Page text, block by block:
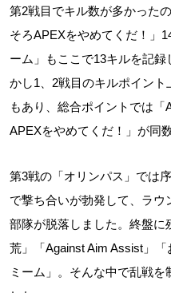
第2戦目でキル数が多かった
そろAPEXをやめてくだ！」
ーム」もここで13キルを記
かし1、2戦目のキルポイン
もあり、総合ポイントでは「
APEXをやめてくだ！」が同
第3戦の「オリンパス」では
で撃ち合いが勃発して、ラ
部隊が脱落しました。終盤に
荒」「Against Aim Assist」
ミーム」。そんな中で乱戦